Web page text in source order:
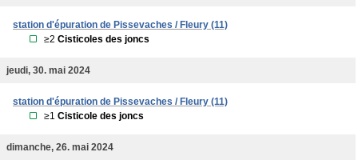
station d'épuration de Pissevaches / Fleury (11)
≥2 Cisticoles des joncs
jeudi, 30. mai 2024
station d'épuration de Pissevaches / Fleury (11)
≥1 Cisticole des joncs
dimanche, 26. mai 2024